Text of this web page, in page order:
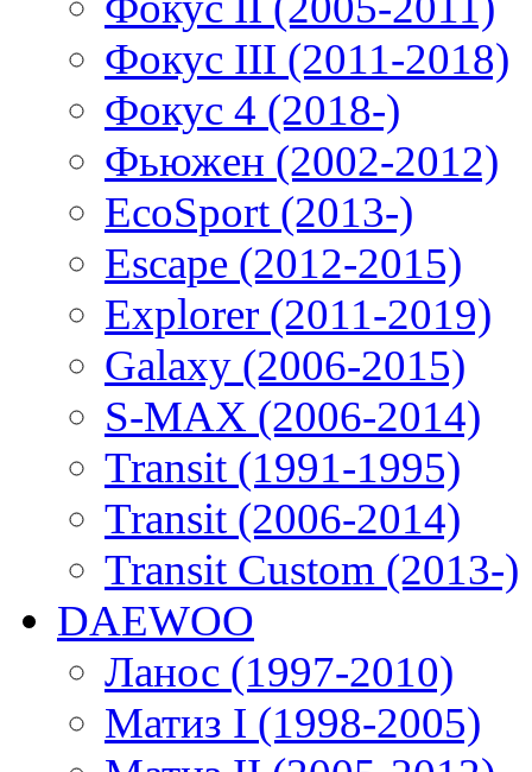
Фокус III (2011-2018)
Фокус 4 (2018-)
Фьюжен (2002-2012)
EcoSport (2013-)
Escape (2012-2015)
Explorer (2011-2019)
Galaxy (2006-2015)
S-MAX (2006-2014)
Transit (1991-1995)
Transit (2006-2014)
Transit Custom (2013-)
DAEWOO
Ланос (1997-2010)
Матиз I (1998-2005)